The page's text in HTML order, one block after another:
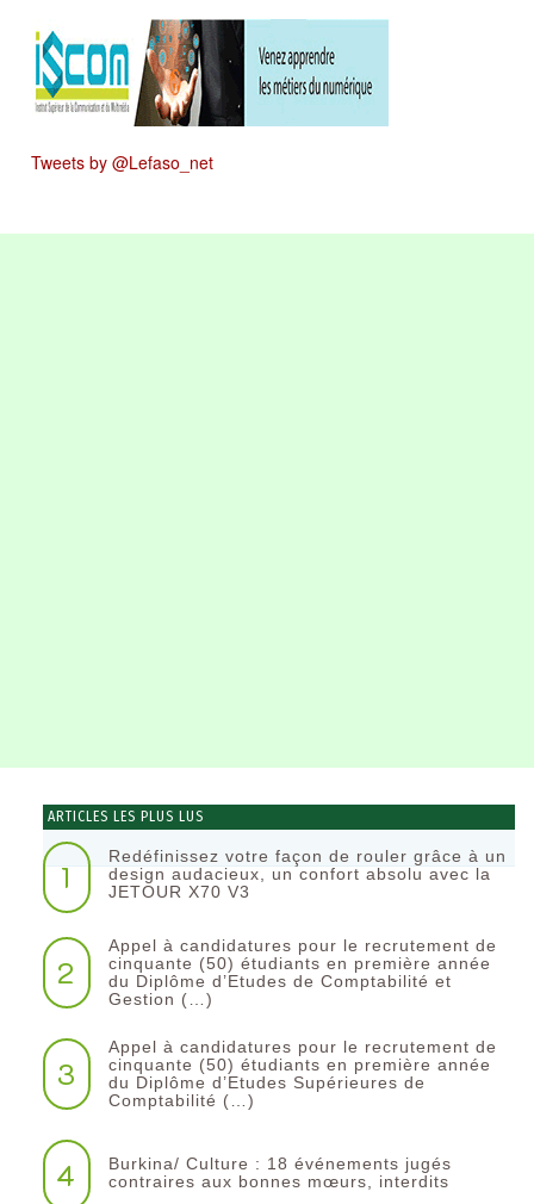
Tweets by @Lefaso_net
ARTICLES LES PLUS LUS
1
Redéfinissez votre façon de rouler grâce à un
design audacieux, un confort absolu avec la
JETOUR X70 V3
2
Appel à candidatures pour le recrutement de
cinquante (50) étudiants en première année
du Diplôme d’Etudes de Comptabilité et
Gestion (…)
3
Appel à candidatures pour le recrutement de
cinquante (50) étudiants en première année
du Diplôme d’Etudes Supérieures de
Comptabilité (…)
4
Burkina/ Culture : 18 événements jugés
contraires aux bonnes mœurs, interdits